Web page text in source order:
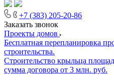
+7 (383) 205-20-86
Заказать звонок
Проекты домов
Бесплатная перепланировка
строительства.
Строительство крыльца
сумма договора от 3 млн. руб.